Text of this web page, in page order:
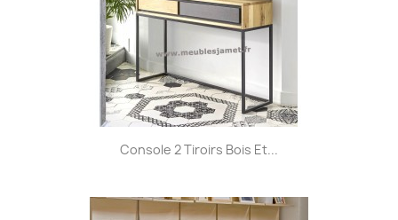
Console 2 Tiroirs Bois Et...